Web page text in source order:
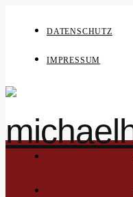
DATENSCHUTZ
IMPRESSUM